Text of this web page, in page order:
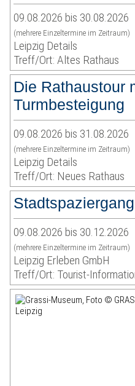
09.08.2026 bis 30.08.2026
(mehrere Einzeltermine im Zeitraum)
Leipzig Details
Treff/Ort: Altes Rathaus
Die Rathaustour
Turmbesteigung
09.08.2026 bis 31.08.2026
(mehrere Einzeltermine im Zeitraum)
Leipzig Details
Treff/Ort: Neues Rathaus
Stadtspaziergang
09.08.2026 bis 30.12.2026
(mehrere Einzeltermine im Zeitraum)
Leipzig Erleben GmbH
Treff/Ort: Tourist-